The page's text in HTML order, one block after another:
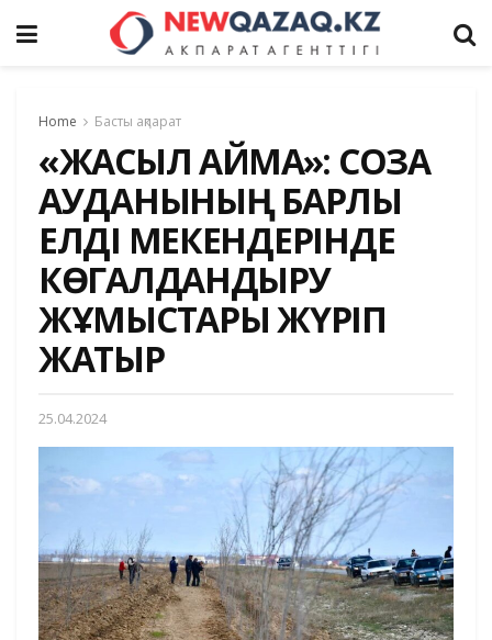
Home Басты ақпарат
«ЖАСЫЛ АЙМАҚ»: СОЗАҚ
АУДАНЫНЫҢ БАРЛЫҚ
ЕЛДІ МЕКЕНДЕРІНДЕ
КӨГАЛДАНДЫРУ
ЖҰМЫСТАРЫ ЖҮРІП
ЖАТЫР
25.04.2024